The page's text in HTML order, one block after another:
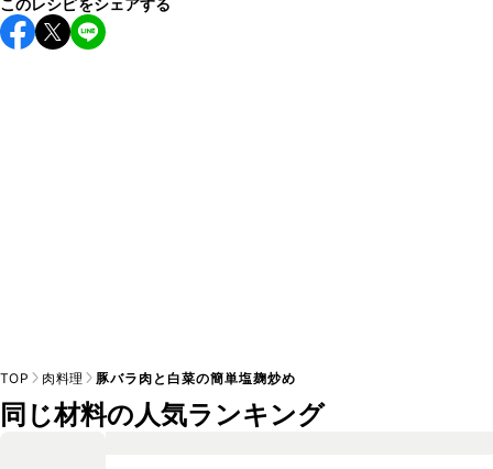
保存期間は冷蔵で翌日中が目安です。なるべくお早めにお召
し上がりください。
このレシピをシェアする
TOP 肉料理 豚バラ肉と白菜の簡単塩麹炒め
同じ材料の人気ランキング